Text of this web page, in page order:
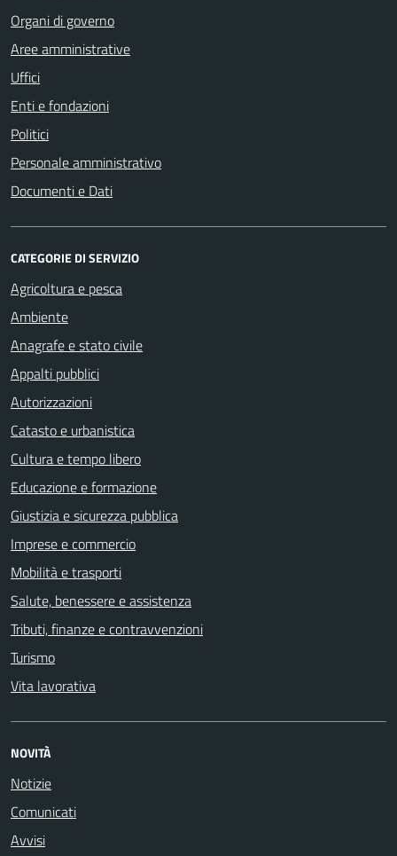
Organi di governo
Aree amministrative
Uffici
Enti e fondazioni
Politici
Personale amministrativo
Documenti e Dati
CATEGORIE DI SERVIZIO
Agricoltura e pesca
Ambiente
Anagrafe e stato civile
Appalti pubblici
Autorizzazioni
Catasto e urbanistica
Cultura e tempo libero
Educazione e formazione
Giustizia e sicurezza pubblica
Imprese e commercio
Mobilità e trasporti
Salute, benessere e assistenza
Tributi, finanze e contravvenzioni
Turismo
Vita lavorativa
NOVITÀ
Notizie
Comunicati
Avvisi